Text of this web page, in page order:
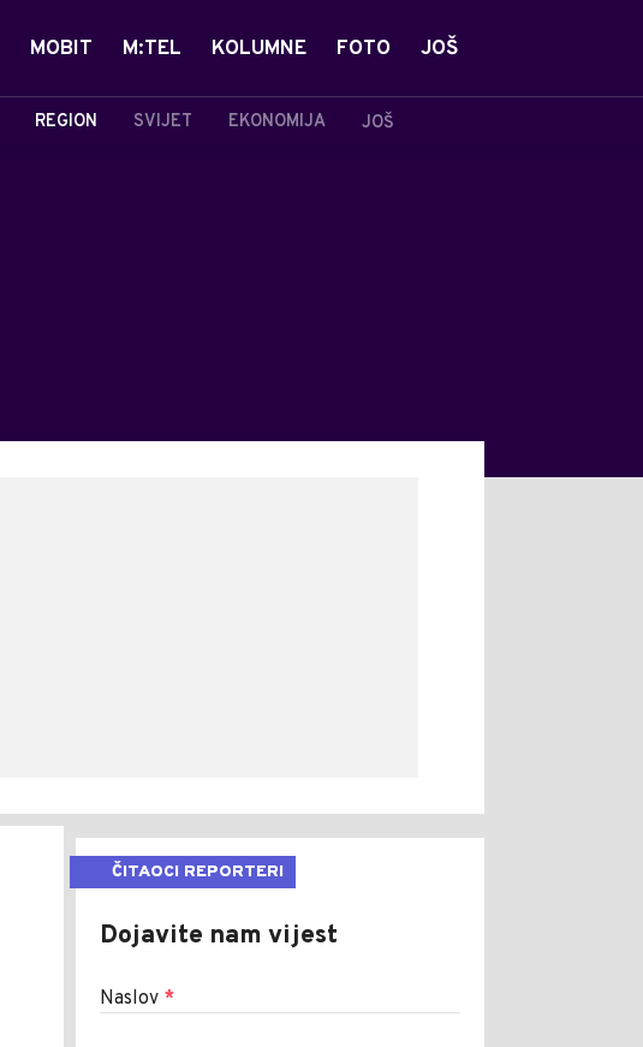
REGION SVIJET EKONOMIJA JOŠ
MOBIT M:TEL KOLUMNE FOTO JOŠ
ČITAOCI REPORTERI
Dojavite nam vijest
Naslov *